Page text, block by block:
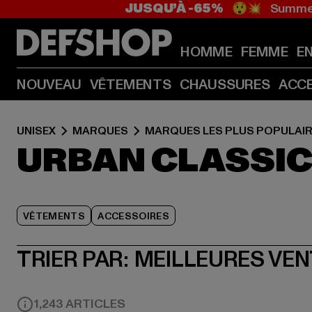
JUSQU’À -65% 😲💥
HOMME FEMME
NOUVEAU VÊTEMENTS CHAUSSURES
UNISEX MARQUES MARQUES LES PLUS
URBAN
VÊTEMENTS ACCESSOIRES
TRIER PAR: MEILLEURES
1,243 ARTICLES